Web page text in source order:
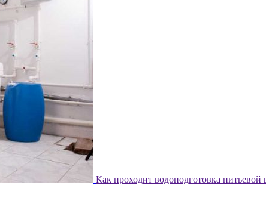
Как проходит водоподготовка питьевой